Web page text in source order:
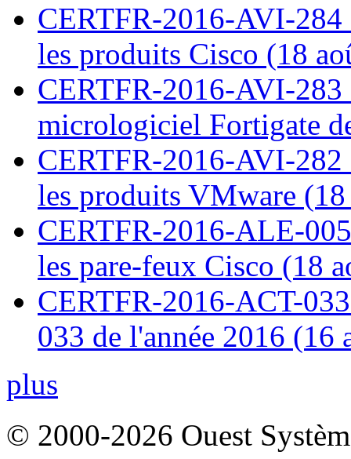
CERTFR-2016-AVI-
les produits Cisco (18
CERTFR-2016-AVI-
micrologiciel Fortigate
CERTFR-2016-AVI-
les produits VMware
CERTFR-2016-ALE-
les pare-feux Cisco (18
CERTFR-2016-ACT-
033 de l'année 2016 (16
plus
© 2000-2026 Ouest